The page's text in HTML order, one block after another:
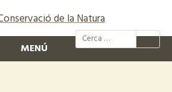
@xcn.cat
MENÚ